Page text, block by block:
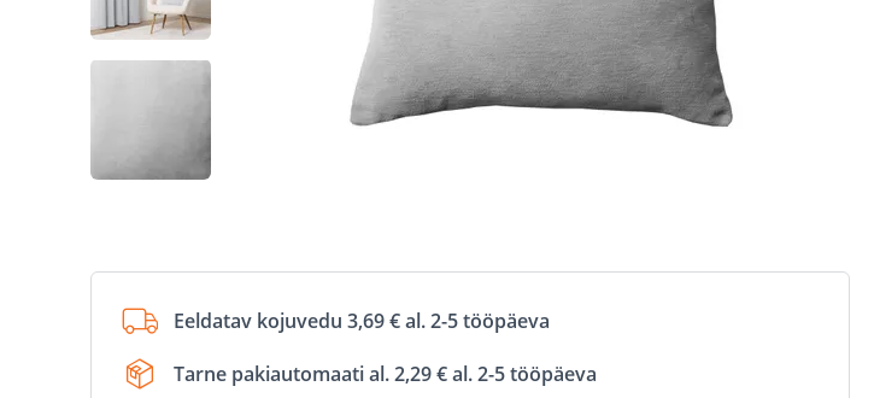
Eeldatav kojuvedu 3,69 € al. 2-5 tööpäeva
Tarne pakiautomaati al. 2,29 € al. 2-5 tööpäeva